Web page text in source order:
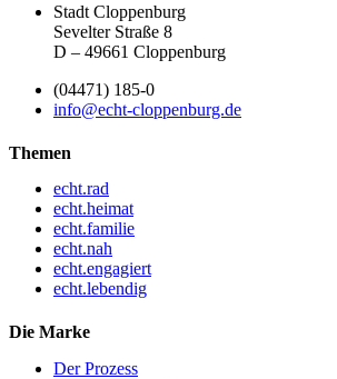
Stadt Cloppenburg
Sevelter Straße 8
D – 49661 Cloppenburg
(04471) 185-0
info@echt-cloppenburg.de
Themen
echt.rad
echt.heimat
echt.familie
echt.nah
echt.engagiert
echt.lebendig
Die Marke
Der Prozess